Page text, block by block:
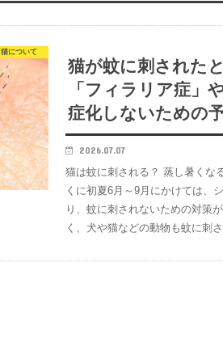
猫について
猫が蚊に刺された
「フィラリア症」
症化しないための
2026.07.07
猫は蚊に刺される？ 蒸し暑くな
くに初夏6月～9月にかけては、
り、蚊に刺されないための対策
く、犬や猫などの動物も蚊に刺